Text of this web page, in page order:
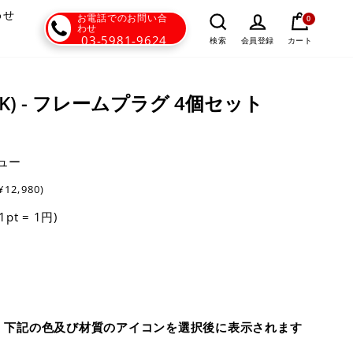
お電話でのお問い合
わせ
03-5981-9624 検索 会員登録 カート
0
- フレームプラグ 4個セット
ー
= 1円)
記の色及び材質のアイコンを選択後に表示されます